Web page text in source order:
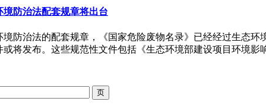
防治法配套规章将出台
防治法的配套规章，《国家危险废物名录》已经经过生态
将发布。这些规范性文件包括《生态环境部建设项目环境影